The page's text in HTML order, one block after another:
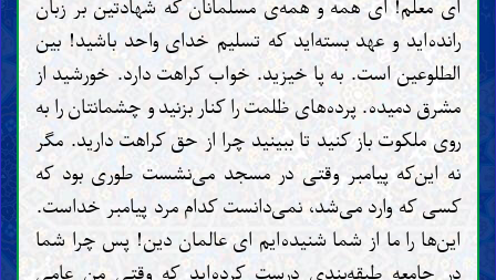
ای معلّم! ای همه و همه‌ی مسلمانان که شهادتین بر زبان
رانده‌اید و عهد بسته‌اید که تسلیم خدای واحد باشید! بین
الطلوعین است. به پا خیزید. خواب کراهت دارد. خورشید از
مشرق دمیده. پرده‌های ظلمت را کنار بزنید و چشمانتان را به
روی ملکوت باز کنید تا ببینید چرا از حق کراهت دارید. مگر
نه این‌که پیامبر وقتی در مسجد می‌نشست طوری بود که
کسی که وارد می‌شد، نمی‌دانست کدام مرد پیامبر خداست.
این‌ها را ما از شما شنیده‌ایم ای عالمان دین! پس چرا شما